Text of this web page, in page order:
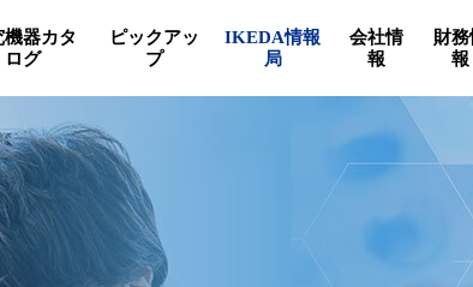
機器カタ
ログ
ピックアッ
プ
IKEDA情報
局
会社情
報
財務
報